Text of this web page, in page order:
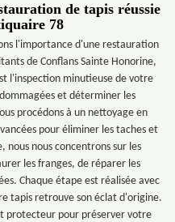
de tapis réussie
78
l'importance d'une restauration
de Conflans Sainte Honorine,
l'inspection minutieuse de votre
et déterminer les
procédons à un nettoyage en
pour éliminer les taches et
nous nous concentrons sur les
les franges, de réparer les
Chaque étape est réalisée avec
tapis retrouve son éclat d'origine.
protecteur pour préserver votre